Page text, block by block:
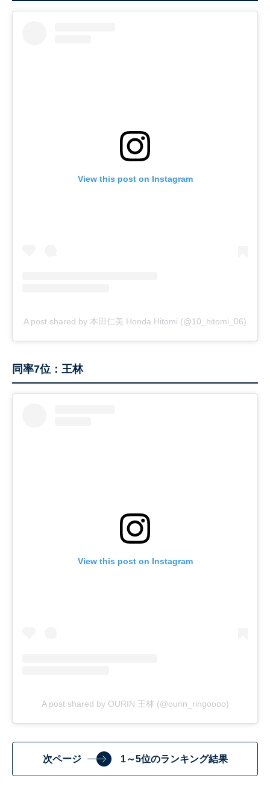
View this post on Instagram
A post shared by 本田仁美 Honda Hitomi (@10_hitomi_06)
同率7位：王林
View this post on Instagram
A post shared by OURIN 王林 (@ourin_ringoooo)
次ページ 1～5位のランキング結果